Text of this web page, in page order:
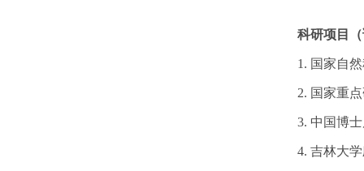
科研项目
1. 国家自
2. 国家重
3. 中国博
4. 吉林大